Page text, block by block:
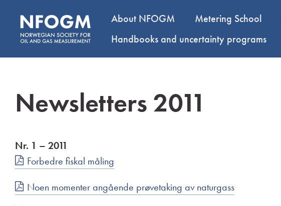
About NFOGM Metering School
Handbooks and uncertainty programs
Newsletters 2011
Nr. 1 – 2011
Forbedre fiskal måling
Noen momenter angående prøvetaking av naturgass